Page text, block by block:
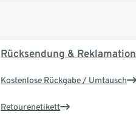
Rücksendung & Reklamation
Kostenlose Rückgabe / Umtausch
Retourenetikett